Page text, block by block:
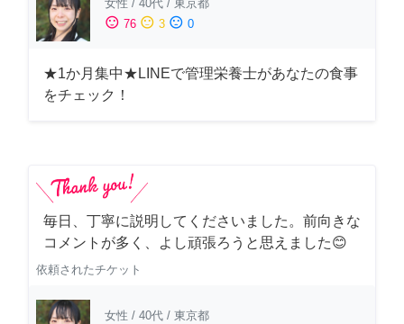
女性 / 40代 / 東京都
sentiment_satisfied 76 sentiment_neutral 3 sentiment_dissatisfied 0
★1か月集中★LINEで管理栄養士があなたの食事
をチェック！
毎日、丁寧に説明してくださいました。前向きな
コメントが多く、よし頑張ろうと思えました😊
依頼されたチケット
女性 / 40代 / 東京都